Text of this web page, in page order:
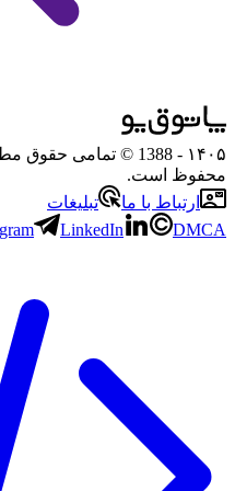
۱۴۰۵
- 1388 © تمامی
محفوظ است.
ارتباط با ما
تبلیغات
LinkedIn DMCA